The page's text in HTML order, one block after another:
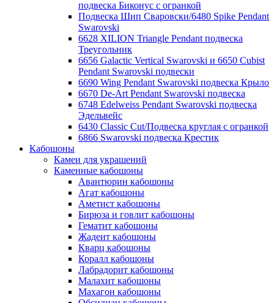
подвеска Биконус c огранкой
Подвеска Шип Сваровски/6480 Spike Pendant
Swarovski
6628 XILION Triangle Pendant подвеска
Треугольник
6656 Galactic Vertical Swarovski и 6650 Cubist
Pendant Swarovski подвески
6690 Wing Pendant Swarovski подвеска Крыло
6670 De-Art Pendant Swarovski подвеска
6748 Edelweiss Pendant Swarovski подвеска
Эдельвейс
6430 Classic Cut/Подвеска круглая с огранкой
6866 Swarovski подвеска Крестик
Кабошоны
Камеи для украшений
Каменные кабошоны
Авантюрин кабошоны
Агат кабошоны
Аметист кабошоны
Бирюза и говлит кабошоны
Гематит кабошоны
Жадеит кабошоны
Кварц кабошоны
Коралл кабошоны
Лабрадорит кабошоны
Малахит кабошоны
Махагон кабошоны